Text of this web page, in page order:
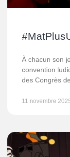
À chacun son
convention
des Congrès
11 novembre